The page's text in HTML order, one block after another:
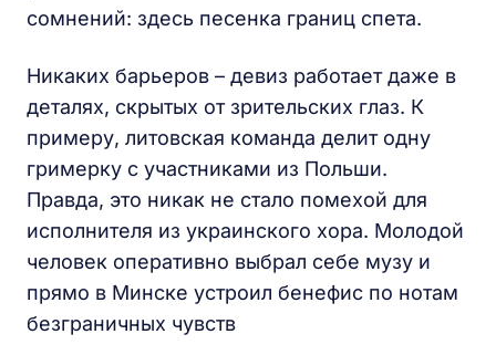
сомнений: здесь песенка границ спета.
Никаких барьеров – девиз работает даже в
деталях, скрытых от зрительских глаз. К
примеру, литовская команда делит одну
гримерку с участниками из Польши.
Правда, это никак не стало помехой для
исполнителя из украинского хора. Молодой
человек оперативно выбрал себе музу и
прямо в Минске устроил бенефис по нотам
безграничных чувств